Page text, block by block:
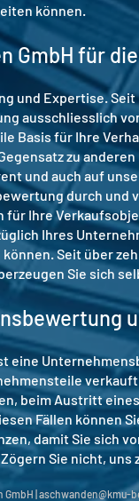
können.
GmbH für
und Expertise.
ausschliesslich
Basis für Ihre
zu
und auch auf
durch und
Ihre
Ihres
Seit über
Sie sich
eine
beim Austritt
Fällen können
damit Sie sich
Sie nicht,
| aschwanden@kmu-